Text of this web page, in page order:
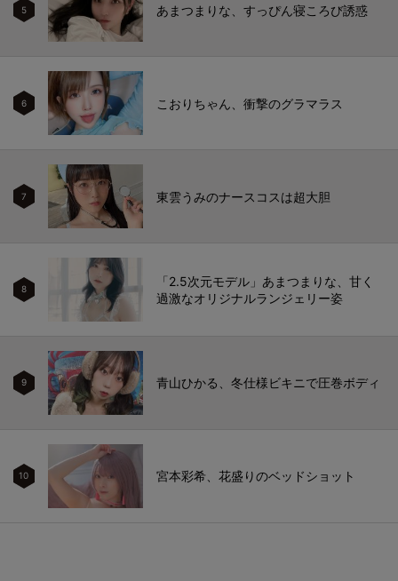
5 あまつまりな、すっぴん寝ころび誘惑
6 こおりちゃん、衝撃のグラマラス
7 東雲うみのナースコスは超大胆
8
「2.5次元モデル」あまつまりな、甘く
過激なオリジナルランジェリー姿
9 青山ひかる、冬仕様ビキニで圧巻ボディ
10 宮本彩希、花盛りのベッドショット